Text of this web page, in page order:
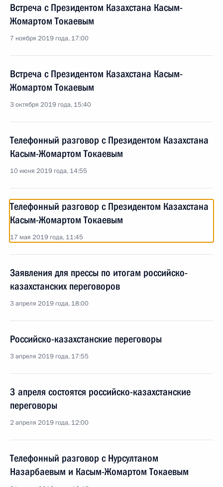
Встреча с Президентом Казахстана Касым-
Жомартом Токаевым
7 ноября 2019 года, 17:00
Встреча с Президентом Казахстана Касым-
Жомартом Токаевым
3 октября 2019 года, 15:40
Телефонный разговор с Президентом Казахстана
Касым-Жомартом Токаевым
10 июня 2019 года, 14:55
Телефонный разговор с Президентом Казахстана
Касым-Жомартом Токаевым
17 мая 2019 года, 11:45
Заявления для прессы по итогам российско-
казахстанских переговоров
3 апреля 2019 года, 18:00
Российско-казахстанские переговоры
3 апреля 2019 года, 17:55
3 апреля состоятся российско-казахстанские
переговоры
2 апреля 2019 года, 12:00
Телефонный разговор с Нурсултаном
Назарбаевым и Касым-Жомартом Токаевым